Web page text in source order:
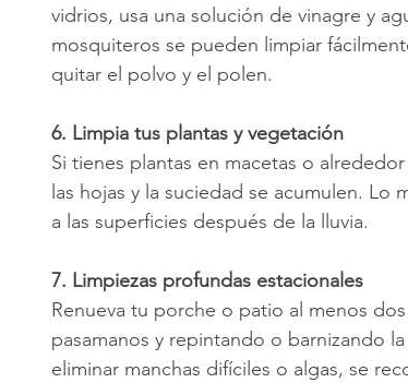
vidrios, usa una solución de vinagre y
mosquiteros se pueden limpiar
quitar el polvo y el polen.
6. Limpia tus plantas y vegetación
Si tienes plantas en macetas o
las hojas y la suciedad se acumulen. Lo
a las superficies después de la lluvia.
7. Limpiezas profundas estacionales
Renueva tu porche o patio al menos
pasamanos y repintando o barnizando
eliminar manchas difíciles o algas, se